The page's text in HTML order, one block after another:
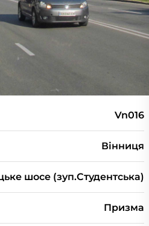
Vn016
Вінниця
шосе (зуп.Студентська)
Призма